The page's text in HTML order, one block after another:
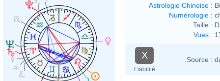
Astrologie Chinoise :
Numérologie :
Taille :
Vues :
X
Fiabilité
Source :